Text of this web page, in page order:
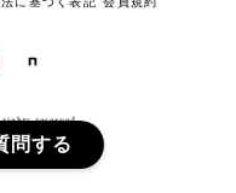
reserved.
問する